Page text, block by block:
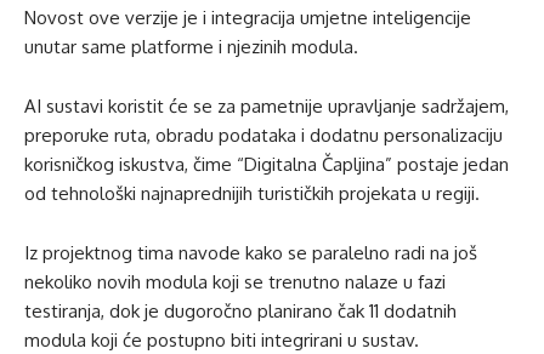
Novost ove verzije je i integracija umjetne inteligencije
unutar same platforme i njezinih modula.
AI sustavi koristit će se za pametnije upravljanje sadržajem,
preporuke ruta, obradu podataka i dodatnu personalizaciju
korisničkog iskustva, čime “Digitalna Čapljina” postaje jedan
od tehnološki najnaprednijih turističkih projekata u regiji.
Iz projektnog tima navode kako se paralelno radi na još
nekoliko novih modula koji se trenutno nalaze u fazi
testiranja, dok je dugoročno planirano čak 11 dodatnih
modula koji će postupno biti integrirani u sustav.